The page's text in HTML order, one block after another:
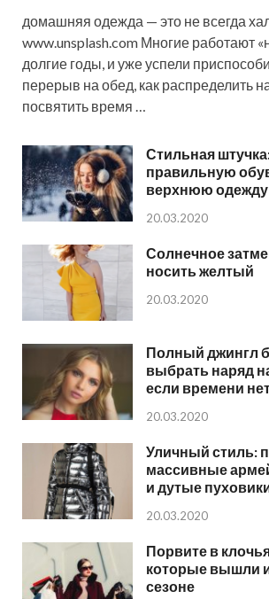
домашняя одежда — это не всегда
www.unsplash.com Многие работают
долгие годы, и уже успели
перерыв на обед, как распределить
посвятить время …
Стильная
правильную
верхнюю одежду
20.03.2020
Солнечное
носить желтый
20.03.2020
Полный джингл
выбрать наряд
если времени
20.03.2020
Уличный стиль:
массивные
и дутые
20.03.2020
Порвите в
которые вышли
сезоне